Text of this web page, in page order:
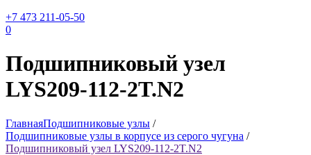
+7 473 211-05-50
0
Подшипниковый узел
LYS209-112-2T.N2
ГлавнаяПодшипниковые узлы /
Подшипниковые узлы в корпусе из серого чугуна /
Подшипниковый узел LYS209-112-2T.N2